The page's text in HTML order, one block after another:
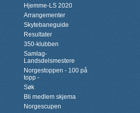
Hjemme-LS 2020
Arrangementer
Skytebaneguide
Resultater
350-klubben
Samlag-
Landsdelsmestere
Norgestoppen - 100 på
topp -
Søk
Bli medlem skjema
Norgescupen